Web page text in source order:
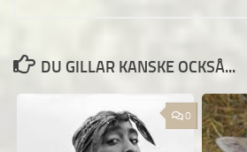
DU GILLAR KANSKE OCKSÅ...
0